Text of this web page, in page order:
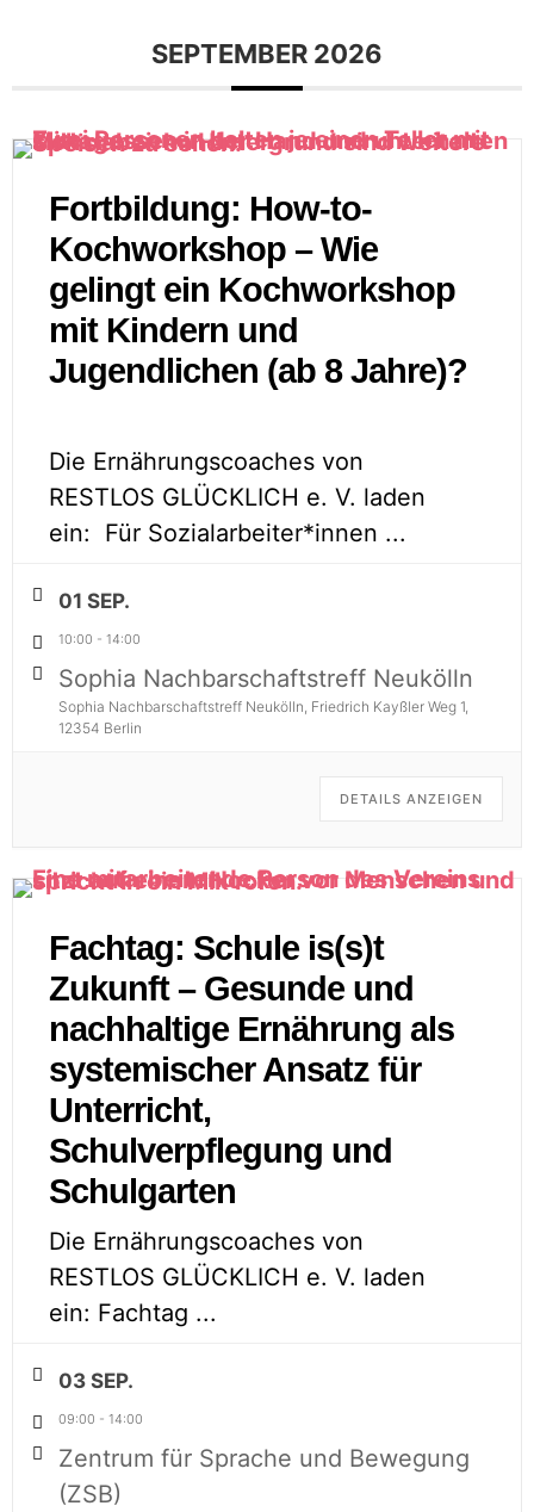
SEPTEMBER 2026
Fortbildung: How-to-
Kochworkshop – Wie
gelingt ein Kochworkshop
mit Kindern und
Jugendlichen (ab 8 Jahre)?
Die Ernährungscoaches von
RESTLOS GLÜCKLICH e. V. laden
ein: Für Sozialarbeiter*innen ...
01 SEP.
10:00 - 14:00
Sophia Nachbarschaftstreff Neukölln
Sophia Nachbarschaftstreff Neukölln, Friedrich Kayßler Weg 1,
12354 Berlin
DETAILS ANZEIGEN
Fachtag: Schule is(s)t
Zukunft – Gesunde und
nachhaltige Ernährung als
systemischer Ansatz für
Unterricht,
Schulverpflegung und
Schulgarten
Die Ernährungscoaches von
RESTLOS GLÜCKLICH e. V. laden
ein: Fachtag ...
03 SEP.
09:00 - 14:00
Zentrum für Sprache und Bewegung
(ZSB)​